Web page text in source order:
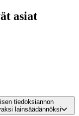
asiat
tiedoksiannon
lainsäädännöksi